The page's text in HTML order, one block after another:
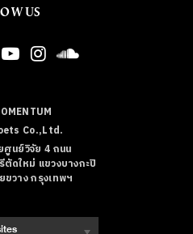
US
Co.,Ltd.
ศูนย์วิจัย 4 ถนน
ตัดใหม่ แขวงบางกะปิ
ขวาง กรุงเทพฯ